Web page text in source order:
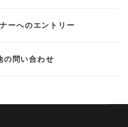
ーへのエントリー
の問い合わせ